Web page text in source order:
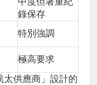
錄保存
特別強調
極高要求
太供應商」設計的